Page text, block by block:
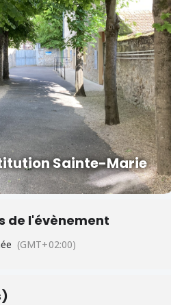
Sainte-Marie
de l'évènement
(GMT+02:00)